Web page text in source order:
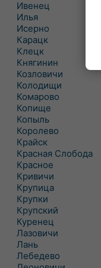
Ивенец
Илья
Исерно
Карацк
Клецк
Княгинин
Козловичи
Колодищи
Комарово
Копище
Копыль
Королево
Крайск
Красная Слобода
Красное
Кривичи
Крупица
Крупки
Крупский
Куренец
Лазовичи
Лань
Лебедево